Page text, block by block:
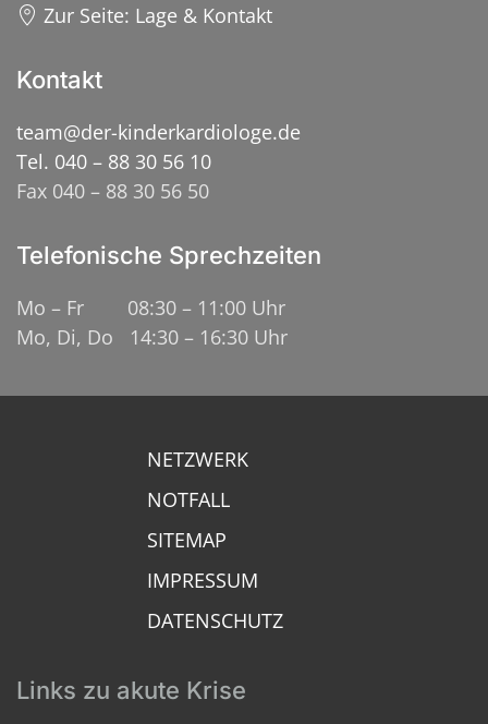
Zur Seite: Lage & Kontakt
Kontakt
team@der-kinderkardiologe.de
Tel. 040 – 88 30 56 10
Fax 040 – 88 30 56 50
Telefonische Sprechzeiten
Mo – Fr 08:30 – 11:00 Uhr
Mo, Di, Do 14:30 – 16:30 Uhr
NETZWERK
NOTFALL
SITEMAP
IMPRESSUM
DATENSCHUTZ
Links zu akute Krise